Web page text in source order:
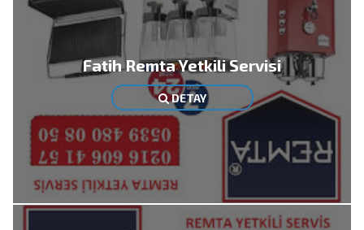
Fatih Remta Yetkili Servisi
DETAY